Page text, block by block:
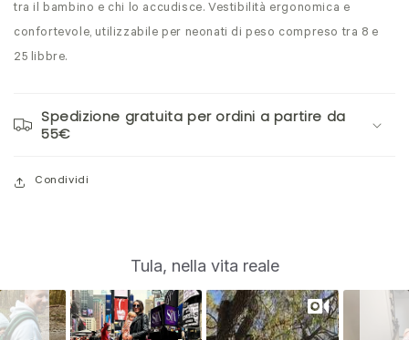
tra il bambino e chi lo accudisce. Vestibilità ergonomica e
confortevole, utilizzabile per neonati di peso compreso tra 8 e
25 libbre.
Spedizione gratuita per ordini a partire da
55€
Condividi
d
e
Tula, nella vita reale